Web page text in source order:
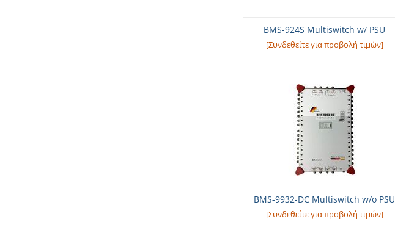
BMS-924S Multiswitch w/ PSU
[Συνδεθείτε για προβολή τιμών]
BMS-9932-DC Multiswitch w/o PSU
[Συνδεθείτε για προβολή τιμών]